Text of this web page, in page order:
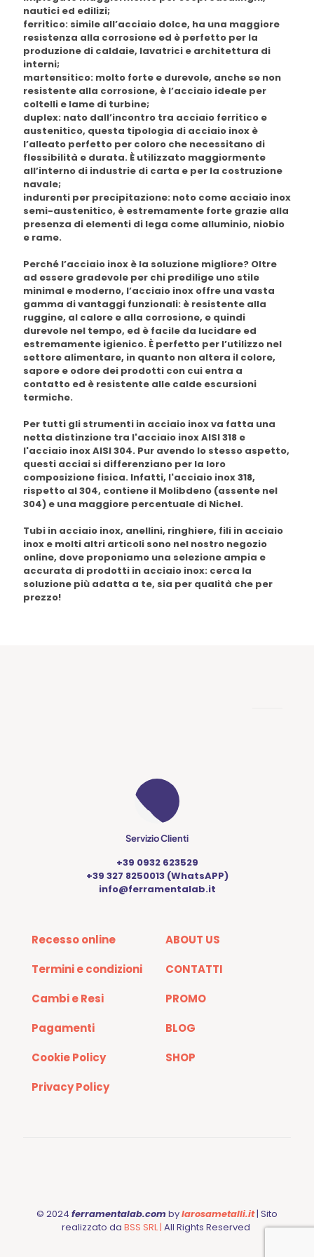
nautici ed edilizi;
ferritico: simile all’acciaio dolce, ha una maggiore
resistenza alla corrosione ed è perfetto per la
produzione di caldaie, lavatrici e architettura di
interni;
martensitico: molto forte e durevole, anche se non
resistente alla corrosione, è l’acciaio ideale per
coltelli e lame di turbine;
duplex: nato dall’incontro tra acciaio ferritico e
austenitico, questa tipologia di acciaio inox è
l’alleato perfetto per coloro che necessitano di
flessibilità e durata. È utilizzato maggiormente
all’interno di industrie di carta e per la costruzione
navale;
indurenti per precipitazione: noto come acciaio inox
semi-austenitico, è estremamente forte grazie alla
presenza di elementi di lega come alluminio, niobio
e rame.
Perché l’acciaio inox è la soluzione migliore? Oltre
ad essere gradevole per chi predilige uno stile
minimal e moderno, l’acciaio inox offre una vasta
gamma di vantaggi funzionali: è resistente alla
ruggine, al calore e alla corrosione, e quindi
durevole nel tempo, ed è facile da lucidare ed
estremamente igienico. È perfetto per l’utilizzo nel
settore alimentare, in quanto non altera il colore,
sapore e odore dei prodotti con cui entra a
contatto ed è resistente alle calde escursioni
termiche.
Per tutti gli strumenti in acciaio inoxva fatta una
netta distinzione tra l'acciaio inox AISI 318 e
l'acciaio inox AISI 304. Pur avendo lo stesso aspetto,
questi acciai si differenziano per la loro
composizione fisica. Infatti, l'acciaio inox 318,
rispetto al304, contiene il Molibdeno (assente nel
304) e una maggiore percentuale di Nichel.
Tubi in acciaio inox, anellini, ringhiere, fili in acciaio
inox e molti altri articoli sono nel nostro negozio
online, dove proponiamo una selezione ampia e
accurata di prodotti in acciaio inox: cerca la
soluzione più adatta a te, sia per qualità che per
prezzo!
Servizio Clienti
+39 0932 623529
+39 327 8250013 (WhatsAPP)
info@ferramentalab.it
Recesso online
Termini e condizioni
Cambi e Resi
Pagamenti
Cookie Policy
Privacy Policy
ABOUT US
CONTATTI
PROMO
BLOG
SHOP
© 2024 ferramentalab.combylarosametalli.it| Sito
realizzato da BSS SRL | All Rights Reserved